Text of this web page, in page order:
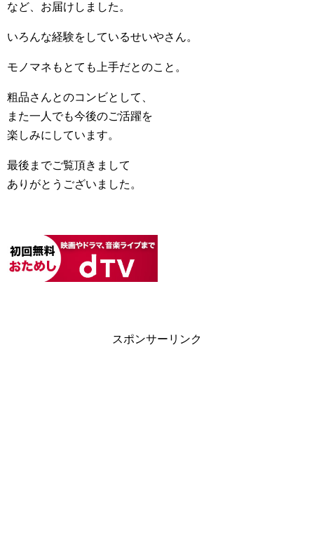
など、お届けしました。
いろんな経験をしているせいやさん。
モノマネもとても上手だとのこと。
粗品さんとのコンビとして、
また一人でも今後のご活躍を
楽しみにしています。
最後までご覧頂きまして
ありがとうございました。
スポンサーリンク